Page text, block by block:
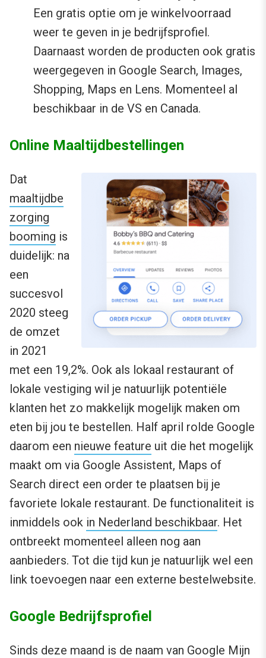
Een gratis optie om je winkelvoorraad
weer te geven in je bedrijfsprofiel.
Daarnaast worden de producten ook gratis
weergegeven in Google Search, Images,
Shopping, Maps en Lens. Momenteel al
beschikbaar in de VS en Canada.
Online Maaltijdbestellingen
Dat
maaltijdbe
zorging
booming is
duidelijk: na
een
succesvol
2020 steeg
de omzet
in 2021
met een 19,2%. Ook als lokaal restaurant of
lokale vestiging wil je natuurlijk potentiële
klanten het zo makkelijk mogelijk maken om
eten bij jou te bestellen. Half april rolde Google
daarom een nieuwe feature uit die het mogelijk
maakt om via Google Assistent, Maps of
Search direct een order te plaatsen bij je
favoriete lokale restaurant. De functionaliteit is
inmiddels ook in Nederland beschikbaar. Het
ontbreekt momenteel alleen nog aan
aanbieders. Tot die tijd kun je natuurlijk wel een
link toevoegen naar een externe bestelwebsite.
Google Bedrijfsprofiel
Sinds deze maand is de naam van Google Mijn